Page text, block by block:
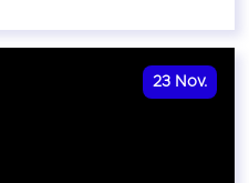
23 Nov.